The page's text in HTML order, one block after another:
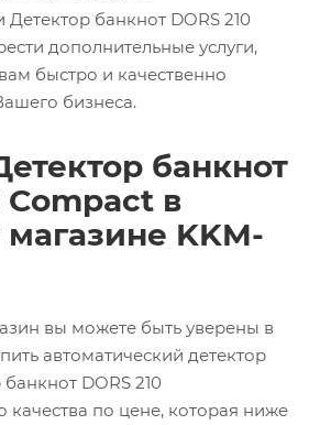
Детектор банкнот DORS 210
дополнительные услуги,
быстро и качественно
бизнеса.
банкнот
Compact в
магазине KKM-
вы можете быть уверены в
автоматический детектор
DORS 210
качества по цене, которая ниже